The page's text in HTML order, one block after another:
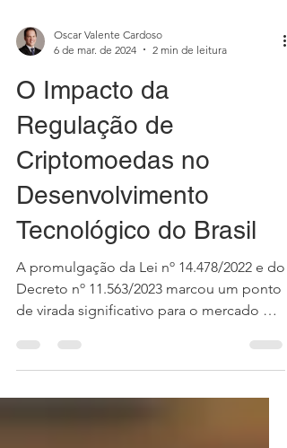
6 de mar. de 2024
2 min de leitura
O Impacto da
Regulação de
Criptomoedas no
Desenvolvimento
Tecnológico do Brasil
A promulgação da Lei nº 14.478/2022 e do
Decreto nº 11.563/2023 marcou um ponto
de virada significativo para o mercado de
criptomoedas no...